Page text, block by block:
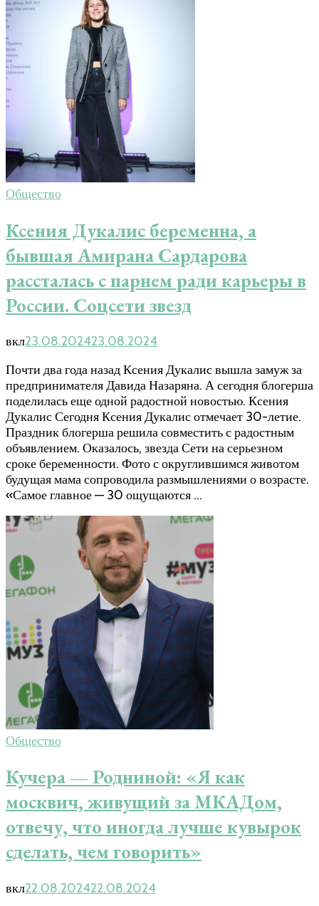
Общество
Ксения Дукалис беременна, а
бывшая Амирана Сардарова
рассталась с парнем ради карьеры в
России. Соцсети звезд
вкл23.08.202423.08.2024
Почти два года назад Ксения Дукалис вышла замуж за
предпринимателя Давида Назаряна. А сегодня блогерша
поделилась еще одной радостной новостью. Ксения
Дукалис Сегодня Ксения Дукалис отмечает 30-летие.
Праздник блогерша решила совместить с радостным
объявлением. Оказалось, звезда Сети на серьезном
сроке беременности. Фото с округлившимся животом
будущая мама сопроводила размышлениями о возрасте.
«Самое главное — 30 ощущаются …
Общество
Кучера — Родниной: «Я как
москвич, живущий за МКАДом,
отвечу, что иногда лучше кувырок
сделать, чем говорить»
вкл22.08.202422.08.2024